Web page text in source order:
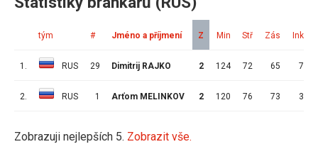
tým # Jméno a příjmení Z Min Stř Zás Ink
1. RUS 29 Dimitrij RAJKO 2 124 72 65 7
2. RUS 1 Arťom MELINKOV 2 120 76 73 3
Zobrazuji nejlepších 5. Zobrazit vše.